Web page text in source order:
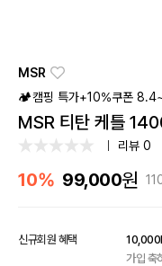
MSR
🏕️캠핑 특가+10%쿠폰
MSR 티탄 케틀
리뷰 0
10% 99,000원
신규회원 혜택
가입 축